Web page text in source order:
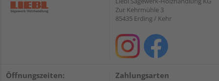
Zur Kehrmühle 3
85435 Erding / Kehr
Öffnungszeiten: Zahlungsarten